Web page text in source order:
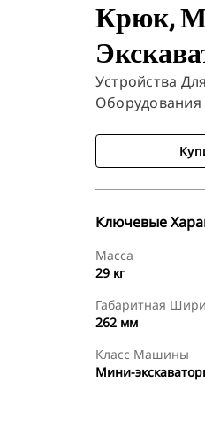
Крюк,
Устройства
Оборудования
Ключевые
Масса
29 кг
Габаритная
262 мм
Класс Машины
Мини-